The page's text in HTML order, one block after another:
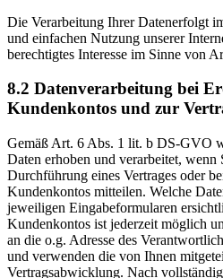
Die Verarbeitung Ihrer Datenerfolgt
und einfachen Nutzung unserer
berechtigtes Interesse im Sinne von
8.2 Datenverarbeitung bei
Kundenkontos und zur
Gemäß Art. 6 Abs. 1 lit. b DS-GVO
Daten erhoben und verarbeitet, wenn
Durchführung eines Vertrages oder
Kundenkontos mitteilen. Welche
jeweiligen Eingabeformularen
Kundenkontos ist jederzeit möglich
an die o.g. Adresse des
und verwenden die von Ihnen
Vertragsabwicklung. Nach